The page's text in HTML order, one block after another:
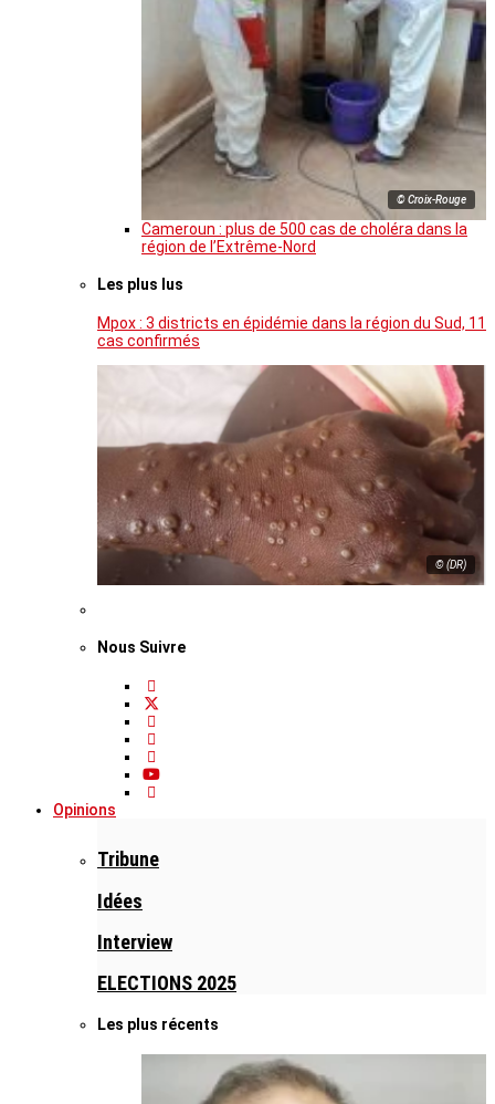
© Croix-Rouge
Cameroun : plus de 500 cas de choléra dans la
région de l’Extrême-Nord
Les plus lus
Mpox : 3 districts en épidémie dans la région du Sud, 11
cas confirmés
© (DR)
Nous Suivre
Opinions
Tribune
Idées
Interview
ELECTIONS 2025
Les plus récents